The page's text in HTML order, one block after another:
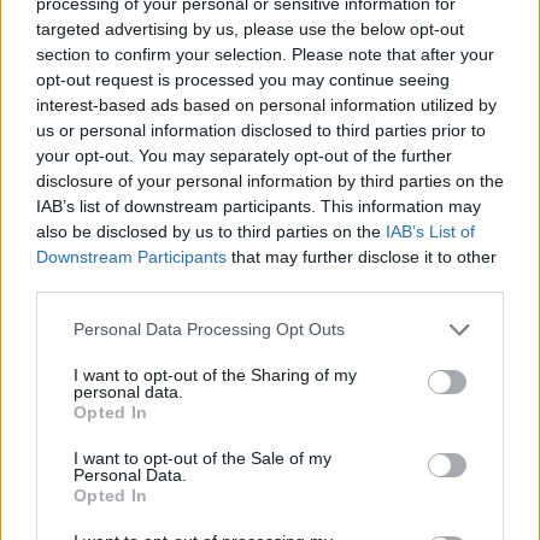
targeted advertising by us, please use the below opt-out
section to confirm your selection. Please note that after your
opt-out request is processed you may continue seeing
interest-based ads based on personal information utilized by
us or personal information disclosed to third parties prior to
your opt-out. You may separately opt-out of the further
disclosure of your personal information by third parties on the
IAB’s list of downstream participants. This information may
also be disclosed by us to third parties on the IAB’s List of
Downstream Participants that may further disclose it to other
Personal Data Processing Opt Outs
I want to opt-out of the Sharing of my
personal data.
Opted In
I want to opt-out of the Sale of my
Personal Data.
Opted In
Teologów Moralistów w Polsce. – Oczekujemy, że
cierpliwie prowadzona praca badawcza powołanych w
tym celu odpowiednich gremiów naukowych i instytucji
kompetentnych do wyjaśniania różnych wątpliwości
pozwoli ukazać prawdziwą postawę Jana Pawła II – pisza
teologowie moraliści.
Następna
Najnowsze
08 sierpnia 2026 | 21:07
Coca-Cola dyskryminuje Jezusa Króla?